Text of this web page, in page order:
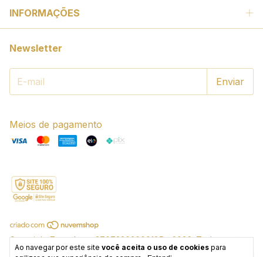
Ao navegar por este site você aceita o uso de cookies para
INFORMAÇÕES
Newsletter
Meios de pagamento
Copyright Zenz Arts - 37072302000185 - 2026. Todos os
direitos reservados.